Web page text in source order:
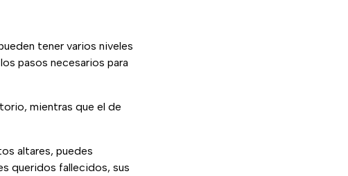
tener varios niveles
pasos necesarios para
mientras que el de
altares, puedes
queridos fallecidos, sus